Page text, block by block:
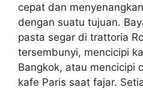
cepat dan
dengan suatu tujuan.
pasta segar di trattoria
tersembunyi, mencicipi
Bangkok, atau mencicipi
kafe Paris saat fajar.